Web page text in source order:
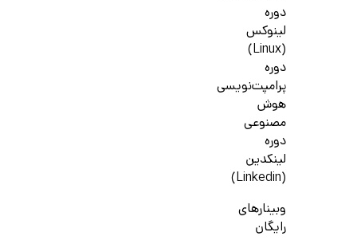
دوره
لینوکس
(Linux)
دوره
پرامپت‌نویسی
هوش
مصنوعی
دوره
لینکدین
(Linkedin)
وبینارهای
رایگان